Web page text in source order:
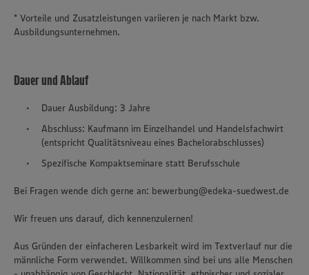
* Vorteile und Zusatzleistungen variieren je nach Markt bzw.
Ausbildungsunternehmen.
Dauer und Ablauf
Dauer Ausbildung: 3 Jahre
Abschluss: Kaufmann im Einzelhandel und Handelsfachwirt
(entspricht Qualitätsniveau eines Bachelorabschlusses)
Spezifische Kompaktseminare statt Berufsschule
Bei Fragen wende dich gerne an: bewerbung@edeka-suedwest.de
Wir freuen uns darauf, dich kennenzulernen!
Aus Gründen der einfacheren Lesbarkeit wird im Textverlauf nur die
männliche Form verwendet. Willkommen sind bei uns alle Menschen